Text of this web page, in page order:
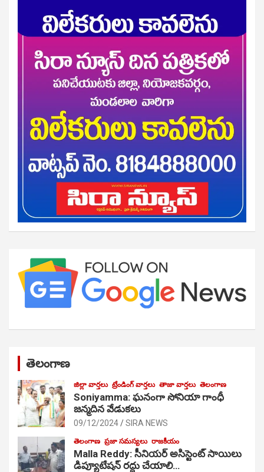
తెలంగాణ
జిల్లా వార్తలు ట్రేండింగ్ వార్తలు తాజా వార్తలు తెలంగాణ
Soniyamma: ఘ‌నంగా సోనియా గాంధీ
జ‌న్మ‌దిన వేడుక‌లు
09/12/2024 SIRA NEWS
తెలంగాణ ప్రజా సమస్యలు రాజకీయం
Malla Reddy: సీనియర్ అసిస్టెంట్ సాయిలు
డిప్యూటేషన్ రద్దు చేయాలి…